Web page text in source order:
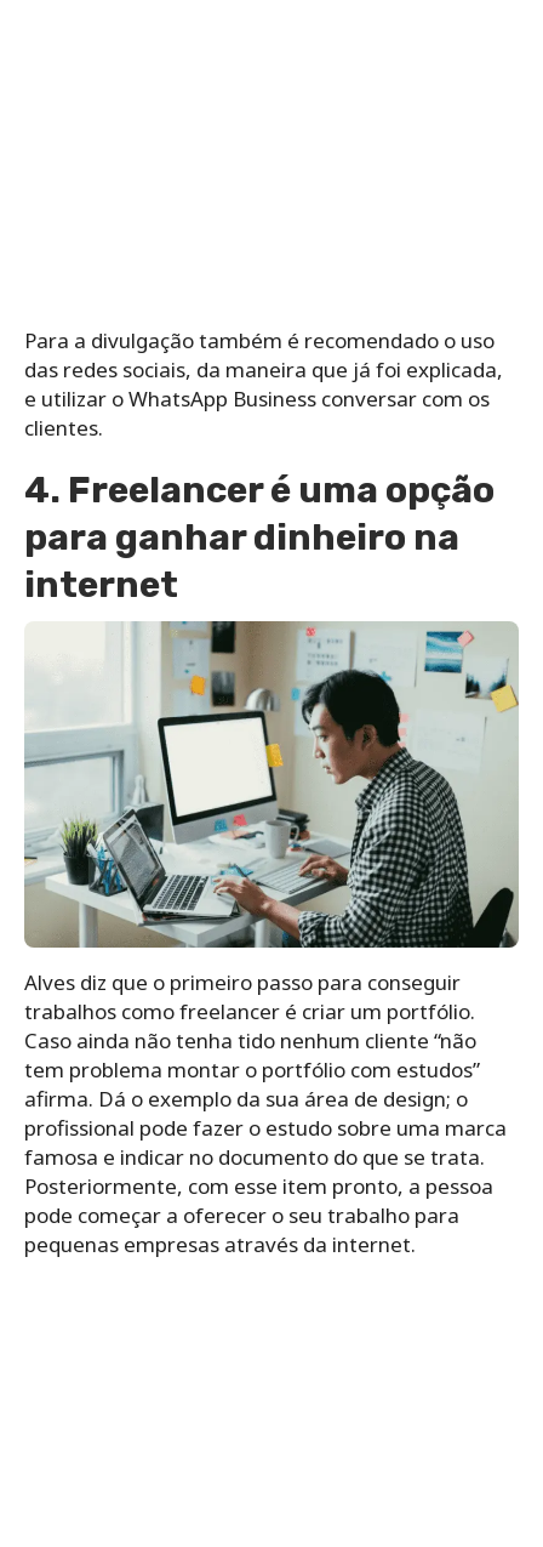
Para a divulgação também é recomendado o uso
das redes sociais, da maneira que já foi explicada,
e utilizar o WhatsApp Business conversar com os
clientes.
4. Freelancer é uma opção
para ganhar dinheiro na
internet
Alves diz que o primeiro passo para conseguir
trabalhos como freelancer é criar um portfólio.
Caso ainda não tenha tido nenhum cliente “não
tem problema montar o portfólio com estudos”
afirma. Dá o exemplo da sua área de design; o
profissional pode fazer o estudo sobre uma marca
famosa e indicar no documento do que se trata.
Posteriormente, com esse item pronto, a pessoa
pode começar a oferecer o seu trabalho para
pequenas empresas através da internet.